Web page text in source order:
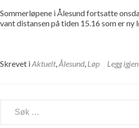
Sommerløpene i Ålesund fortsatte
vant distansen på tiden 15.16 som er
Skrevet iAktuelt,Ålesund, Løp Legg
etter: